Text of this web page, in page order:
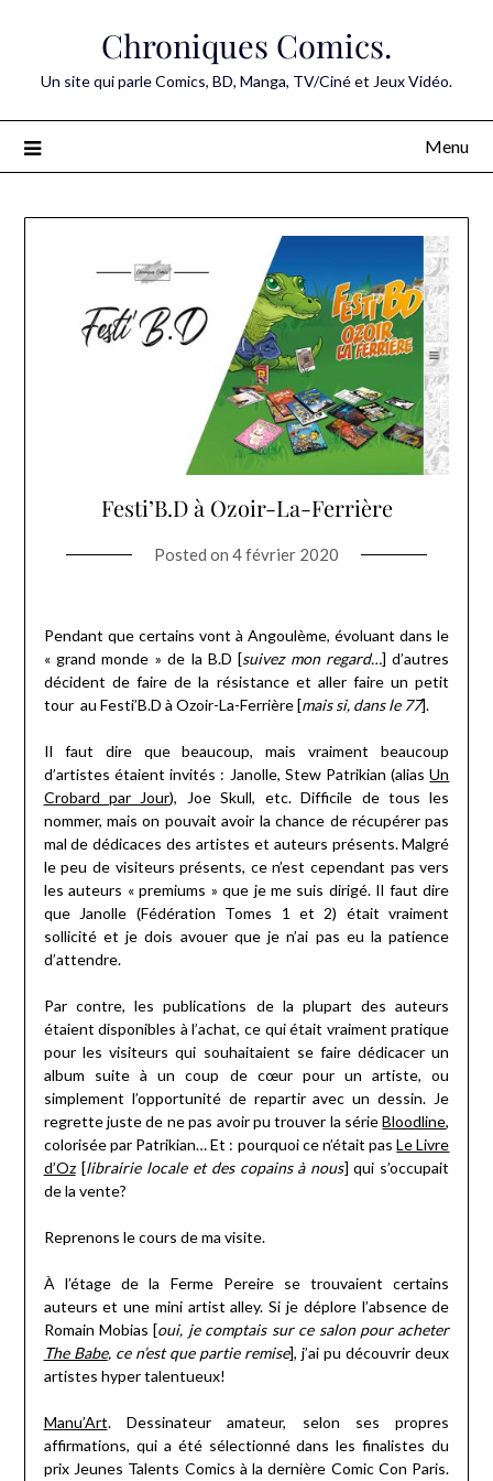
Chroniques Comics.
Un site qui parle Comics, BD, Manga, TV/Ciné et Jeux Vidéo.
Menu
Festi’B.D à Ozoir-La-Ferrière
Posted on 4 février 2020
Pendant que certains vont à Angoulème, évoluant dans le
« grand monde » de la B.D [suivez mon regard…] d’autres
décident de faire de la résistance et aller faire un petit
tour au Festi’B.D à Ozoir-La-Ferrière [mais si, dans le 77].
Il faut dire que beaucoup, mais vraiment beaucoup
d’artistes étaient invités : Janolle, Stew Patrikian (aliasUn
Crobard par Jour), Joe Skull, etc. Difficile de tous les
nommer, mais on pouvait avoir la chance de récupérer pas
mal de dédicaces des artistes et auteurs présents. Malgré
le peu de visiteurs présents, ce n’est cependant pas vers
les auteurs « premiums » que je me suis dirigé. Il faut dire
que Janolle (Fédération Tomes 1 et 2) était vraiment
sollicité et je dois avouer que je n’ai pas eu la patience
d’attendre.
Par contre, les publications de la plupart des auteurs
étaient disponibles à l’achat, ce qui était vraiment pratique
pour les visiteurs qui souhaitaient se faire dédicacer un
album suite à un coup de cœur pour un artiste, ou
simplement l’opportunité de repartir avec un dessin. Je
regrette juste de ne pas avoir pu trouver la sérieBloodline,
colorisée par Patrikian… Et : pourquoi ce n’était pasLe Livre
d’Oz[librairie locale et des copains à nous] qui s’occupait
de la vente?
Reprenons le cours de ma visite.
À l’étage de la Ferme Pereire se trouvaient certains
auteurs et une mini artist alley. Si je déplore l’absence de
Romain Mobias [oui, je comptais sur ce salon pour acheter
The Babe, ce n’est que partie remise], j’ai pu découvrir deux
artistes hyper talentueux!
Manu’Art. Dessinateur amateur, selon ses propres
affirmations, qui a été sélectionné dans les finalistes du
prix Jeunes Talents Comics à la dernière Comic Con Paris.